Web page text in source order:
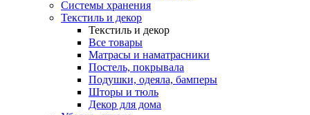
Системы хранения
Текстиль и декор
Текстиль и декор
Все товары
Матрасы и наматрасники
Постель, покрывала
Подушки, одеяла, бамперы
Шторы и тюль
Декор для дома